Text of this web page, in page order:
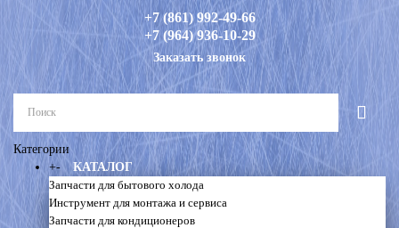
+7 (861) 992-49-66
+7 (964) 936-10-29
Заказать звонок
Категории
+-
КАТАЛОГ
Запчасти для бытового холода
Инструмент для монтажа и сервиса
Запчасти для кондиционеров